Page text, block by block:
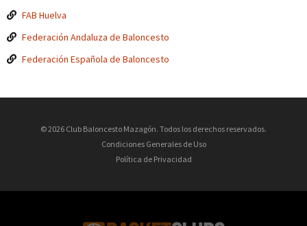
FAB Huelva
Federación Andaluza de Baloncesto
Federación Española de Baloncesto
© 2026 Club Baloncesto Mazagón. Todos los derechos reservados.
Condiciones Generales de Uso
Política de Privacidad